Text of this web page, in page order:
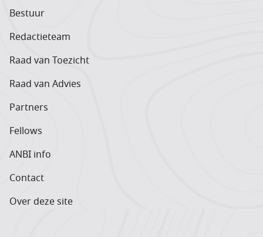
Bestuur
Redactieteam
Raad van Toezicht
Raad van Advies
Partners
Fellows
ANBI info
Contact
Over deze site